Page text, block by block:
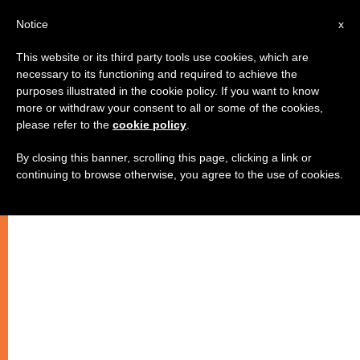
لقاء في تورنتو للتباحث في كيفية
مساعدة مسيحيي الشرق
x
Notice
This website or its third party tools use cookies, which are
necessary to its functioning and required to achieve the
purposes illustrated in the cookie policy. If you want to know
more or withdraw your consent to all or some of the cookies,
please refer to the cookie policy
By closing this banner, scrolling this page, clicking a link or
continuing to browse otherwise, you agree to the use of cookies.